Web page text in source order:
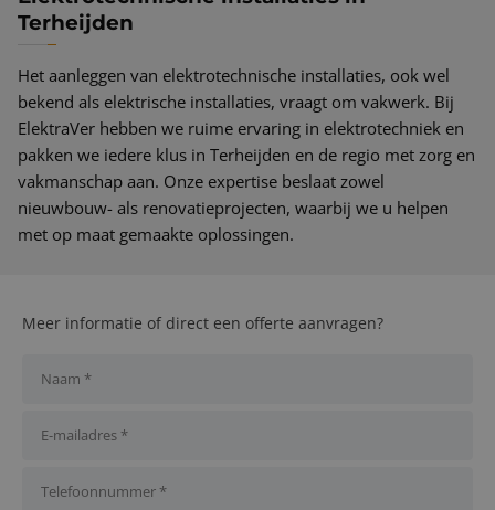
Terheijden
Het aanleggen van elektrotechnische installaties, ook wel
bekend als elektrische installaties, vraagt om vakwerk. Bij
ElektraVer hebben we ruime ervaring in elektrotechniek en
pakken we iedere klus in Terheijden en de regio met zorg en
vakmanschap aan. Onze expertise beslaat zowel
nieuwbouw- als renovatieprojecten, waarbij we u helpen
met op maat gemaakte oplossingen.
Meer informatie of direct een offerte aanvragen?